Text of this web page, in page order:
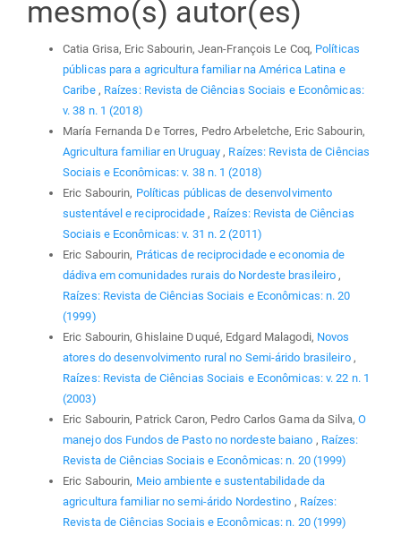
mesmo(s) autor(es)
Catia Grisa, Eric Sabourin, Jean-François Le Coq, Políticas
públicas para a agricultura familiar na América Latina e
Caribe , Raízes: Revista de Ciências Sociais e Econômicas:
v. 38 n. 1 (2018)
María Fernanda De Torres, Pedro Arbeletche, Eric Sabourin,
Agricultura familiar en Uruguay, Raízes: Revista de Ciências
Sociais e Econômicas: v. 38 n. 1 (2018)
Eric Sabourin, Políticas públicas de desenvolvimento
sustentável e reciprocidade , Raízes: Revista de Ciências
Sociais e Econômicas: v. 31 n. 2 (2011)
Eric Sabourin, Práticas de reciprocidade e economia de
dádiva em comunidades rurais do Nordeste brasileiro,
Raízes: Revista de Ciências Sociais e Econômicas: n. 20
(1999)
Eric Sabourin, Ghislaine Duqué, Edgard Malagodi, Novos
atores do desenvolvimento rural no Semi-árido brasileiro ,
Raízes: Revista de Ciências Sociais e Econômicas: v. 22 n. 1
(2003)
Eric Sabourin, Patrick Caron, Pedro Carlos Gama da Silva, O
manejo dos Fundos de Pasto no nordeste baiano , Raízes:
Revista de Ciências Sociais e Econômicas: n. 20 (1999)
Eric Sabourin, Meio ambiente e sustentabilidade da
agricultura familiar no semi-árido Nordestino , Raízes:
Revista de Ciências Sociais e Econômicas: n. 20 (1999)